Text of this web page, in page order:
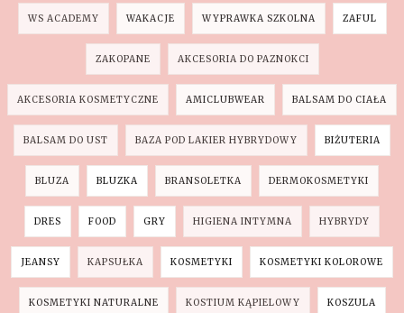
WS ACADEMY WAKACJE WYPRAWKA SZKOLNA ZAFUL
ZAKOPANE AKCESORIA DO PAZNOKCI
AKCESORIA KOSMETYCZNE AMICLUBWEAR BALSAM DO CIAŁA
BALSAM DO UST BAZA POD LAKIER HYBRYDOWY BIŻUTERIA
BLUZA BLUZKA BRANSOLETKA DERMOKOSMETYKI
DRES FOOD GRY HIGIENA INTYMNA HYBRYDY
JEANSY KAPSUŁKA KOSMETYKI KOSMETYKI KOLOROWE
KOSMETYKI NATURALNE KOSTIUM KĄPIELOWY KOSZULA